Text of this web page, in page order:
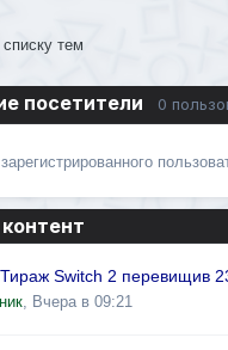
тем
посетители 0
Тираж Switch 2 перевищив
, Вчера в 09:21